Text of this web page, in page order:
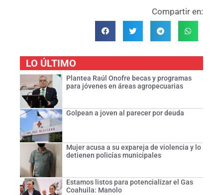
Compartir en:
LO ÚLTIMO
Plantea Raúl Onofre becas y programas
para jóvenes en áreas agropecuarias
Golpean a joven al parecer por deuda
Mujer acusa a su expareja de violencia y lo
detienen policías municipales
Estamos listos para potencializar el Gas
Coahuila: Manolo